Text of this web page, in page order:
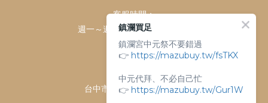
客服時間：
週一～週日 上午9點～下午6點
客服電話：
04-26763688
門市地址：
台中市大甲區順天路238號
鎮瀾買足
鎮瀾宮中元祭不要錯過
👉 https://mazubuy.tw/fsTKX
中元代拜、不必自己忙
👉 https://mazubuy.tw/Gur1W